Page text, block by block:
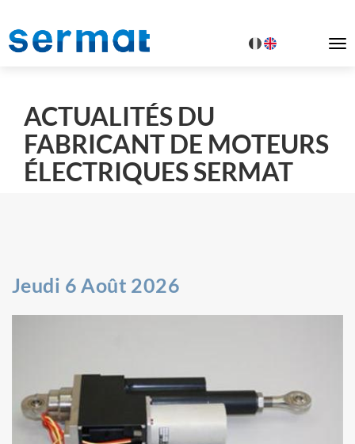
ACTUALITÉS DU
FABRICANT DE MOTEURS
ÉLECTRIQUES SERMAT
Jeudi 6 Août 2026